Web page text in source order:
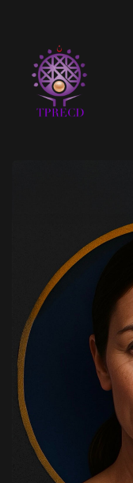
Kapalı
derin
Şakak
Alın
Üst
Üst
Alt Göz
Yağ